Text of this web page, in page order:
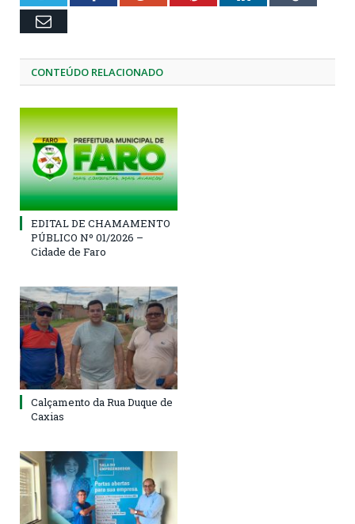
Email
CONTEÚDO RELACIONADO
EDITAL DE CHAMAMENTO
PÚBLICO Nº 01/2026 –
Cidade de Faro
Calçamento da Rua Duque de
Caxias